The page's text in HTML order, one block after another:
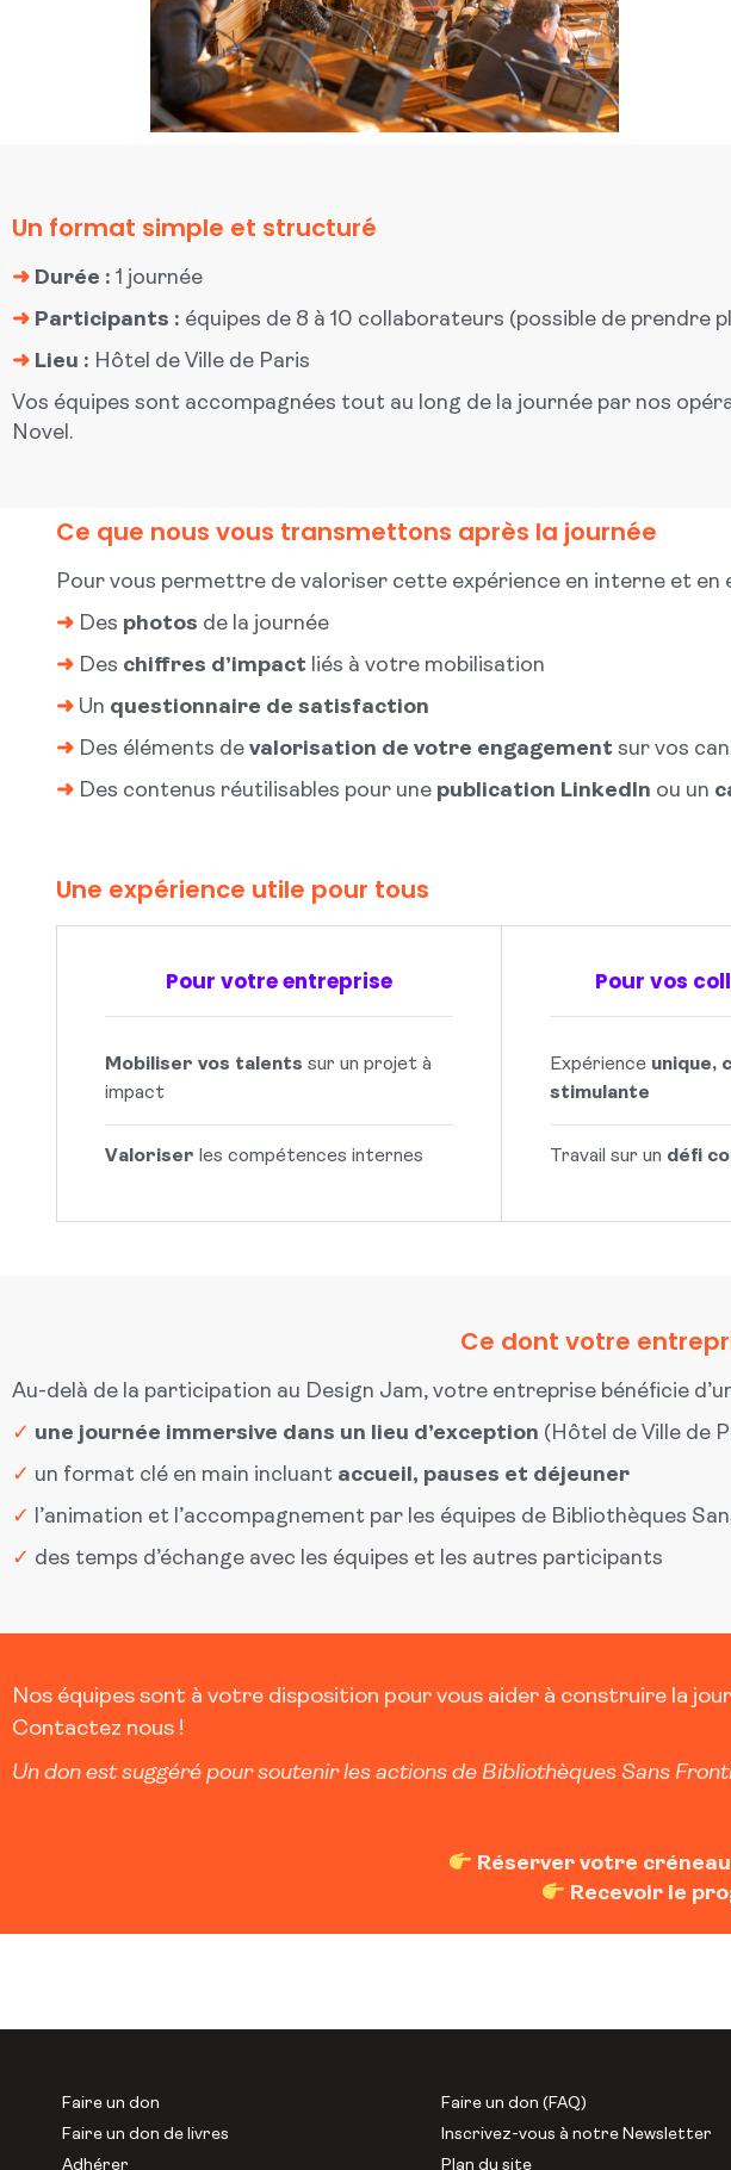
Un format simple et structuré
➜ Durée : 1 journée
➜ Participants : équipes de 8 à 10 collaborateurs (possible de prendre
➜ Lieu : Hôtel de Ville de Paris
Vos équipes sont accompagnées tout au long de la journée par nos
Novel.
Ce que nous vous transmettons après la journée
Pour vous permettre de valoriser cette expérience en interne et en
➜ Des photos de la journée
➜ Des chiffres d’impact liés à votre mobilisation
➜ Un questionnaire de satisfaction
➜ Des éléments de valorisation de votre engagement sur vos
➜ Des contenus réutilisables pour une publication LinkedIn ou un
Une expérience utile pour tous
Pour votre entreprise
Mobiliser vos talents sur un projet à
impact
Valoriser les compétences internes
Pour vos
Expérience unique,
stimulante
Travail sur un défi
Ce dont votre
Au-delà de la participation au Design Jam, votre entreprise bénéficie
✓ une journée immersive dans un lieu d’exception (Hôtel de Ville de
✓ un format clé en main incluant accueil, pauses et déjeuner
✓ l’animation et l’accompagnement par les équipes de Bibliothèques
✓ des temps d’échange avec les équipes et les autres participants
Nos équipes sont à votre disposition pour vous aider à construire la
Contactez nous !
Un don est suggéré pour soutenir les actions de Bibliothèques Sans
Réserver votre
Recevoir le
Faire un don
Faire un don de livres
Adhérer
Faire un don (FAQ)
Inscrivez-vous à notre Newsletter
Plan du site